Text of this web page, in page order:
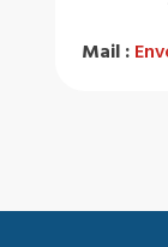
Mail :